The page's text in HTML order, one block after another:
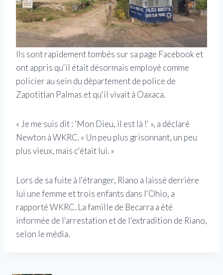
Ils sont rapidement tombés sur sa page Facebook et
ont appris qu'il était désormais employé comme
policier au sein du département de police de
Zapotitlan Palmas et qu'il vivait à Oaxaca.
« Je me suis dit : 'Mon Dieu, il est là !' », a déclaré
Newton à WKRC. « Un peu plus grisonnant, un peu
plus vieux, mais c'était lui. »
Lors de sa fuite à l'étranger, Riano a laissé derrière
lui une femme et trois enfants dans l'Ohio, a
rapporté WKRC. La famille de Becarra a été
informée de l'arrestation et de l'extradition de Riano,
selon le média.